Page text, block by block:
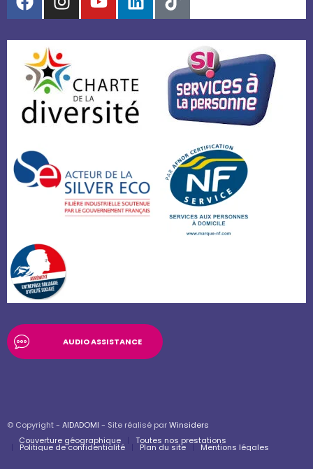
AUDIO ASSISTANCE
© Copyright - AIDADOMI - Site réalisé parWinsiders
Couverture géographique
Toutes nos prestations
Politique de confidentialité Plan du site Mentions légales